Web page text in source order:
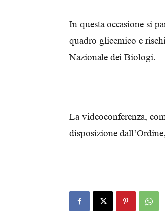
In questa occasione si
quadro glicemico e
Nazionale dei Biologi.
La videoconferenza,
disposizione